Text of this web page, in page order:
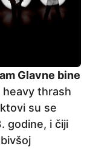
Glavne bine
heavy thrash
su se
godine, i čiji